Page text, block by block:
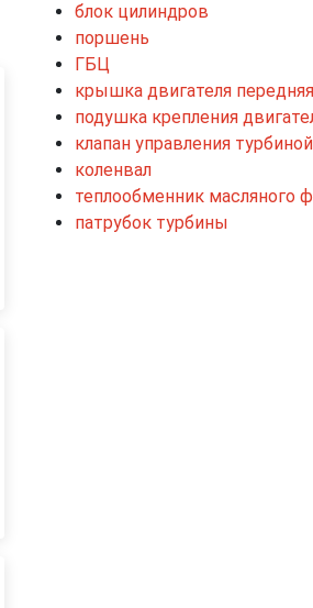
блок цилиндров
поршень
ГБЦ
крышка двигателя передняя
подушка крепления
клапан управления
коленвал
теплообменник масляного
патрубок турбины